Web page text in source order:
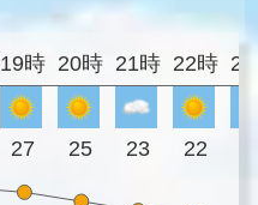
19時 20時 21時 22時
27 25 23 22